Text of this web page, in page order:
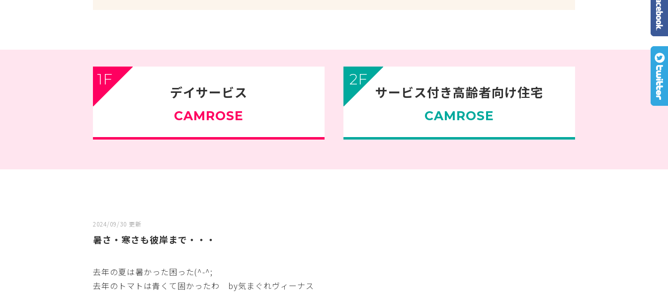
1F
デイサービス
CAMROSE
2F
サービス付き高齢者向け住宅
CAMROSE
2024/09/30 更新
暑さ・寒さも彼岸まで・・・
去年の夏は暑かった困った(^-^;
去年のトマトは青くて固かったわ by気まぐれヴィーナス